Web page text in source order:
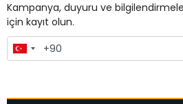
Kampanya, duyuru ve
için kayıt olun.